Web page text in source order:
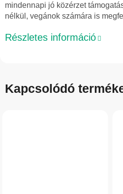
mindennapi jó közérzet
nélkül, vegánok számára is
Részletes információ
Kapcsolódó